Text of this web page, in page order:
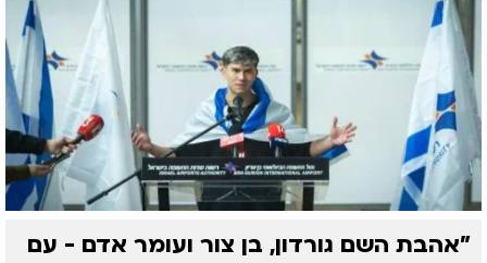
"אהבת השם גורדון, בן צור ועומר אדם - עם